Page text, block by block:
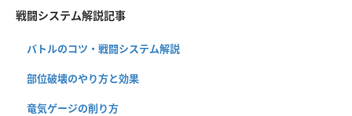
戦闘システム解説記事
バトルのコツ・戦闘システム解説
部位破壊のやり方と効果
竜気ゲージの削り方